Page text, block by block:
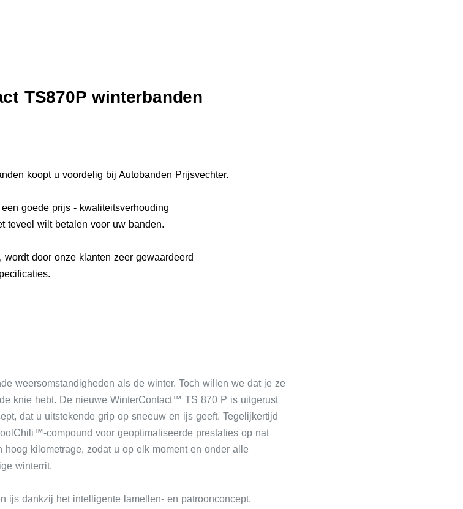
TS870P winterbanden
koopt u voordelig bij Autobanden Prijsvechter.
goede prijs - kwaliteitsverhouding
teveel wilt betalen voor uw banden.
door onze klanten zeer gewaardeerd
weersomstandigheden als de winter. Toch willen we dat je ze
knie hebt. De nieuwe WinterContact™ TS 870 P is uitgerust
dat u uitstekende grip op sneeuw en ijs geeft. Tegelijkertijd
compound voor geoptimaliseerde prestaties op nat
kilometrage, zodat u op elk moment en onder alle
winterrit.
ijs dankzij het intelligente lamellen- en patroonconcept.